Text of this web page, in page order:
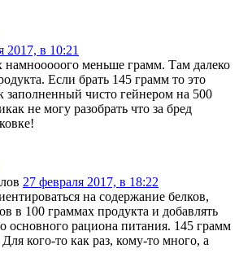
2017, в 10:21
намнооооого меньше грамм. Там далеко
Если брать 145 грамм то это
заполненный чисто гейнером на 500
не могу разобрать что за бред
27 февраля 2017, в 18:22
на содержание белков,
в 100 граммах продукта и добавлять
основного рациона питания. 145 грамм
кого-то как раз, кому-то много, а